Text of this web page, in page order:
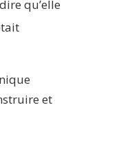
qu’elle
et